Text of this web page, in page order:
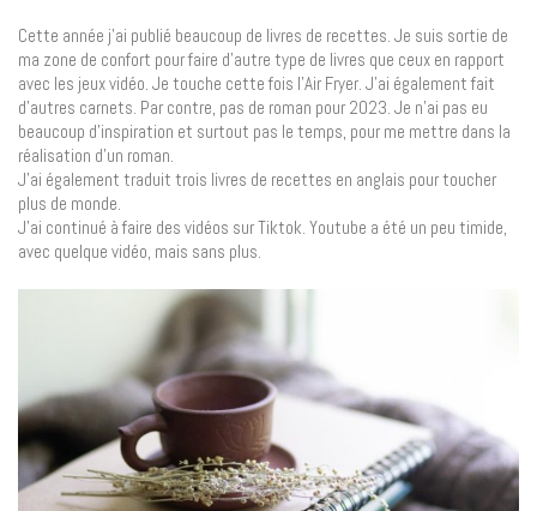
Cette année j’ai publié beaucoup de livres de recettes. Je suis sortie de
ma zone de confort pour faire d’autre type de livres que ceux en rapport
avec les jeux vidéo. Je touche cette fois l’Air Fryer. J’ai également fait
d’autres carnets. Par contre, pas de roman pour 2023. Je n’ai pas eu
beaucoup d’inspiration et surtout pas le temps, pour me mettre dans la
réalisation d’un roman.
J’ai également traduit trois livres de recettes en anglais pour toucher
plus de monde.
J’ai continué à faire des vidéos sur Tiktok. Youtube a été un peu timide,
avec quelque vidéo, mais sans plus.